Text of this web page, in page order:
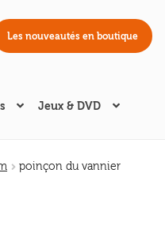
Les nouveautés en boutique
Jeux & DVD
poinçon du vannier